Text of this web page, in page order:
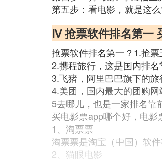
第五步：看电影，就是这
Ⅳ 抢票软件排名第一
抢票软件排名第一？1.抢
2.携程旅行，这是国内排
3.飞猪，阿里巴巴旗下的旅
4.美团，国内最大的团购
5去哪儿，也是一家排名靠
买电影票app哪个好，电影
1、淘票票
淘票票是淘宝（中国）软
2、猫眼电影